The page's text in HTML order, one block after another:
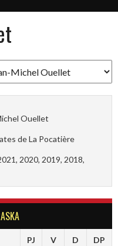
Ouellet
de La Pocatière
2020, 2019, 2018,
PJ V D DP